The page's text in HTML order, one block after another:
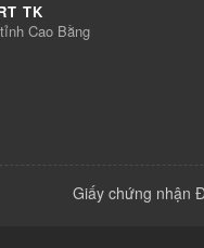
TK
Cao Bằng
Giấy chứng nhận